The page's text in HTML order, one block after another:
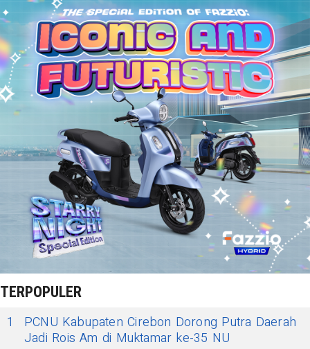
TERPOPULER
1
PCNU Kabupaten Cirebon Dorong Putra Daerah
Jadi Rois Am di Muktamar ke-35 NU